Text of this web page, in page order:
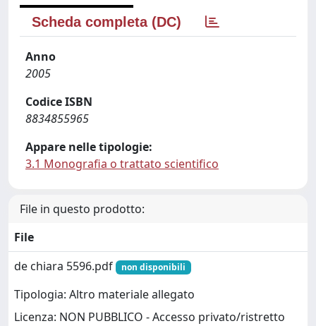
Scheda completa (DC)
Anno
2005
Codice ISBN
8834855965
Appare nelle tipologie:
3.1 Monografia o trattato scientifico
File in questo prodotto:
File
de chiara 5596.pdf
non disponibili
Tipologia: Altro materiale allegato
Licenza: NON PUBBLICO - Accesso privato/ristretto